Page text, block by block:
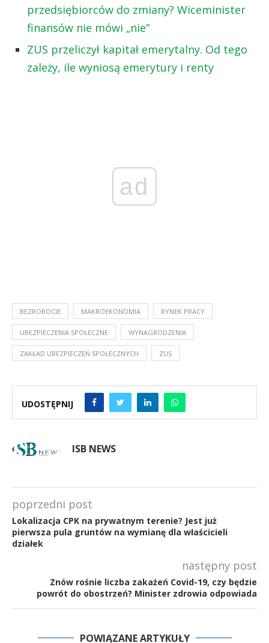
przedsiębiorców do zmiany? Wiceminister
finansów nie mówi „nie”
ZUS przeliczył kapitał emerytalny. Od tego
zależy, ile wyniosą emerytury i renty
ad
BEZROBOCIE MAKROEKONOMIA RYNEK PRACY
UBEZPIECZENIA SPOŁECZNE WYNAGRODZENIA
ZAKŁAD UBEZPIECZEŃ SPOŁECZNYCH ZUS
UDOSTĘPNIJ
ISB NEWS
poprzedni post
Lokalizacja CPK na prywatnym terenie? Jest już
pierwsza pula gruntów na wymianę dla właścicieli
działek
następny post
Znów rośnie liczba zakażeń Covid-19, czy będzie
powrót do obostrzeń? Minister zdrowia odpowiada
POWIĄZANE ARTYKUŁY